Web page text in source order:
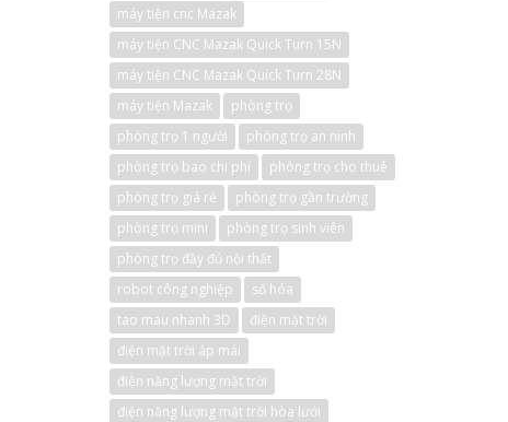
máy tiện cnc Mazak
máy tiện CNC Mazak Quick Turn 15N
máy tiện CNC Mazak Quick Turn 28N
máy tiện Mazak
phòng trọ
phòng trọ 1 người
phòng trọ an ninh
phòng trọ bao chi phí
phòng trọ cho thuê
phòng trọ giá rẻ
phòng trọ gần trường
phòng trọ mini
phòng trọ sinh viên
phòng trọ đầy đủ nội thất
robot công nghiệp
số hóa
tao mau nhanh 3D
điện mặt trời
điện mặt trời áp mái
điện năng lượng mặt trời
điện năng lượng mặt trời hòa lưới